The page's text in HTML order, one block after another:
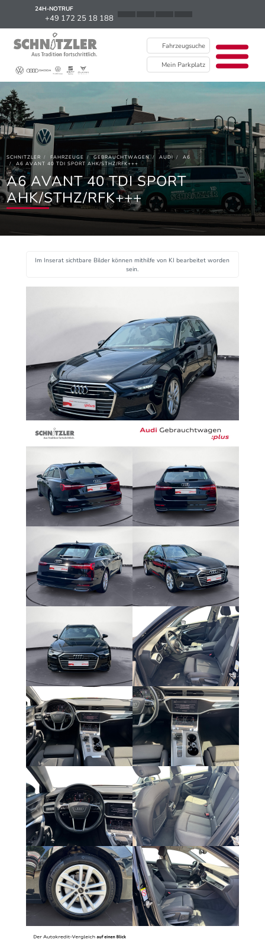
24H-NOTRUF
+49 172 25 18 188
Fahrzeugsuche
Mein Parkplatz
News
Kontakt / Standorte
Über uns
Newsletter
EU Data Act
SCHNITZLER FAHRZEUGE GEBRAUCHTWAGEN AUDI
A6
A6 AVANT 40 TDI SPORT AHK/STHZ/RFK+++
A6 AVANT 40 TDI SPORT
AHK/STHZ/RFK+++
Im Inserat sichtbare Bilder können mithilfe von KI bearbeitet worden
sein.